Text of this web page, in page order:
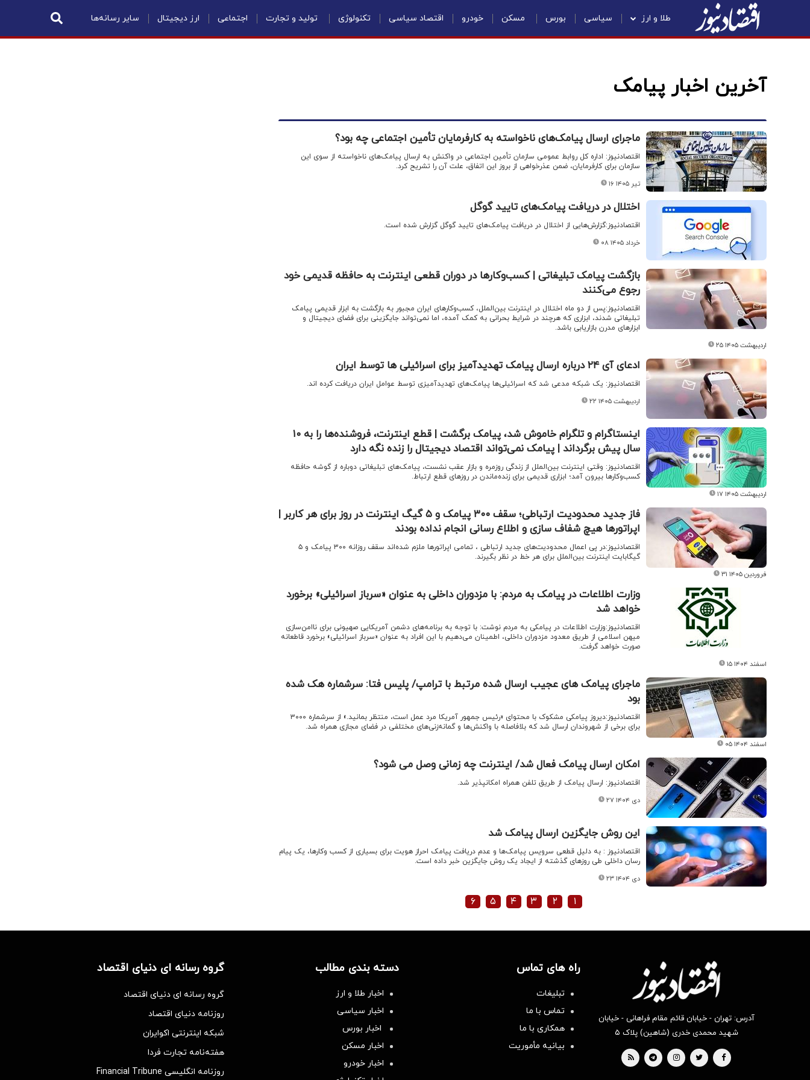
طلا و ارز سیاسی بورس مسکن خودرو اقتصاد سیاسی تکنولوژی تولید و تجارت اجتماعی ارز دیجیتال سایر رسانه‌ها
آخرین اخبار پیامک
ماجرای ارسال پیامک‌های ناخواسته به کارفرمایان تأمین اجتماعی چه بود؟
اقتصادنیوز: اداره کل روابط عمومی سازمان تأمین اجتماعی در واکنش به ارسال پیامک‌های ناخواسته از سوی این
سازمان برای کارفرمایان، ضمن عذرخواهی از بروز این اتفاق، علت آن را تشریح کرد.
۱۶ تیر ۱۴۰۵
اختلال در دریافت پیامک‌های تایید گوگل
اقتصادنیوز:گزارش‌هایی از اختلال در دریافت پیامک‌های تایید گوگل گزارش شده است.
۰۸ خرداد ۱۴۰۵
بازگشت پیامک تبلیغاتی | کسب‌وکارها در دوران قطعی اینترنت به حافظه قدیمی خود
رجوع می‌کنند
اقتصادنیوز:پس از دو ماه اختلال در اینترنت بین‌الملل، کسب‌وکارهای ایران مجبور به بازگشت به ابزار قدیمی پیامک
تبلیغاتی شدند، ابزاری که هرچند در شرایط بحرانی به کمک آمده، اما نمی‌تواند جایگزینی برای فضای دیجیتال و
ابزارهای مدرن بازاریابی باشد.
۲۵ اردیبهشت ۱۴۰۵
ادعای آی ۲۴ درباره ارسال پیامک تهدیدآمیز برای اسرائیلی ها توسط ایران
اقتصادنیوز: یک شبکه مدعی شد که اسرائیلی‌ها پیامک‌های تهدیدآمیزی توسط عوامل ایران دریافت کرده اند.
۲۲ اردیبهشت ۱۴۰۵
اینستاگرام و تلگرام خاموش شد، پیامک‌ برگشت | قطع اینترنت، فروشنده‌ها را به ۱۰
سال پیش برگرداند | پیامک نمی‌تواند اقتصاد دیجیتال را زنده نگه دارد
اقتصادنیوز: وقتی اینترنت بین‌الملل از زندگی روزمره و بازار عقب نشست، پیامک‌های تبلیغاتی دوباره از گوشه حافظه
کسب‌وکارها بیرون آمد؛ ابزاری قدیمی برای زنده‌ماندن در روزهای قطع ارتباط.
۱۷ اردیبهشت ۱۴۰۵
فاز جدید محدودیت ارتباطی؛ سقف ۳۰۰ پیامک و ۵ گیگ اینترنت در روز برای هر کاربر |
اپراتورها هیچ شفاف سازی و اطلاع رسانی انجام نداده بودند
اقتصادنیوز:در پی اعمال محدودیت‌های جدید ارتباطی ، تمامی اپراتورها ملزم شده‌اند سقف روزانه ۳۰۰ پیامک و ۵
گیگابایت اینترنت بین‌الملل برای هر خط در نظر بگیرند.
۳۱ فروردین ۱۴۰۵
وزارت اطلاعات در پیامک به مردم: با مزدوران داخلی به عنوان «سرباز اسرائیلی» برخورد
خواهد شد
اقتصادنیوز:وزارت اطلاعات در پیامکی به مردم نوشت: با توجه به برنامه‌های دشمن آمریکایی صهیونی برای ناامن‌سازی
میهن اسلامی از طریق معدود مزدوران داخلی، اطمینان می‌دهیم با این افراد به عنوان «سرباز اسرائیلی» برخورد قاطعانه
صورت خواهد گرفت.
۱۵ اسفند ۱۴۰۴
ماجرای پیامک های عجیب ارسال شده مرتبط با ترامپ/ پلیس فتا: سرشماره هک شده
بود
اقتصادنیوز:دیروز پیامکی مشکوک با محتوای «رئیس جمهور آمریکا مرد عمل است، منتظر بمانید.» از سرشماره ۳۰۰۰
برای برخی از شهروندان ارسال شد که بلافاصله با واکنش‌ها و گمانه‌زنی‌های مختلفی در فضای مجازی همراه شد.
۰۵ اسفند ۱۴۰۴
امکان ارسال پیامک فعال شد/ اینترنت چه زمانی وصل می شود؟
اقتصادنیوز: ارسال پیامک از طریق تلفن همراه امکانپذیر شد.
۲۷ دی ۱۴۰۴
این روش جایگزین ارسال پیامک شد
اقتصادنیوز :‌ به دلیل قطعی سرویس پیامک‌ها و عدم دریافت پیامک احراز هویت برای بسیاری از کسب وکارها، یک پیام
رسان داخلی طی روزهای گذشته از ایجاد یک روش جایگزین خبر داده است.
۲۳ دی ۱۴۰۴
۱ ۲ ۳ ۴ ۵ ۶
آدرس: تهران - خیابان قائم مقام فراهانی - خیابان
شهید محمدی خدری (شاهین) پلاک ۵
راه های تماس
تبلیغات
تماس با ما
همکاری با ما
بیانیه مأموریت
دسته بندی مطالب
اخبار طلا و ارز
اخبار سیاسی
اخبار بورس
اخبار مسکن
اخبار خودرو
گروه رسانه ای دنیای اقتصاد
گروه رسانه ای دنیای اقتصاد
روزنامه دنیای اقتصاد
شبکه اینترنتی اکوایران
هفته‌نامه تجارت فردا
روزنامه انگلیسی Financial Tribune